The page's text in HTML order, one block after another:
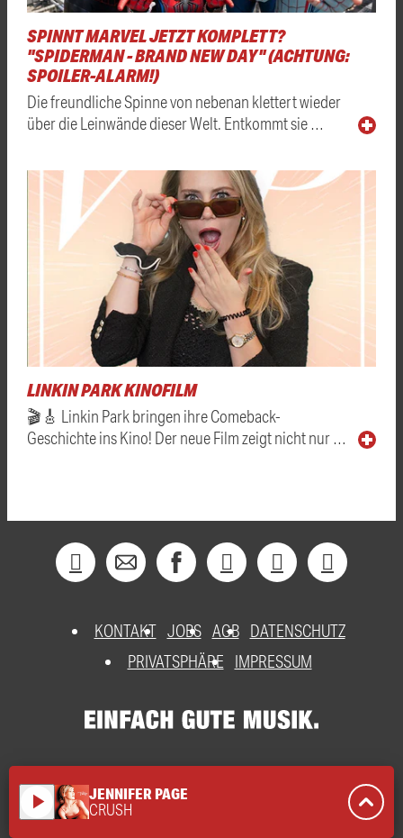
SPINNT MARVEL JETZT KOMPLETT?
"SPIDERMAN - BRAND NEW DAY" (ACHTUNG:
SPOILER-ALARM!)
Die freundliche Spinne von nebenan klettert wieder
über die Leinwände dieser Welt. Entkommt sie …
LINKIN PARK KINOFILM
🎬🎸 Linkin Park bringen ihre Comeback-
Geschichte ins Kino! Der neue Film zeigt nicht nur …
KONTAKT JOBS AGB DATENSCHUTZ
PRIVATSPHÄRE
IMPRESSUM
play_arrow JENNIFER PAGE
CRUSH